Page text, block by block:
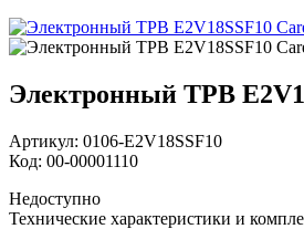
Электронный TРВ
Артикул: 0106-E2V18SSF10
Код: 00-00001110
Недоступно
Технические характеристики и